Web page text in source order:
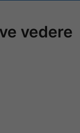
vedere